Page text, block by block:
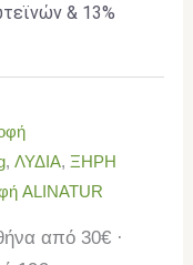
& 13%
,ΛΥΔΙΑ, ΞΗΡΗ
ALINATUR
από 30€ ·